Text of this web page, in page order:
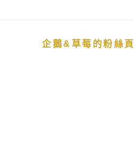
企鵝&草莓的粉絲